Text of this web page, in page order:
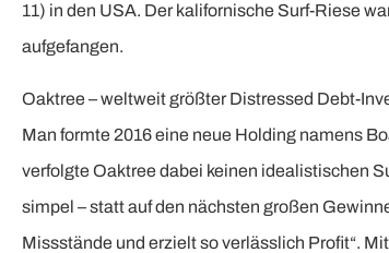
11) in den USA. Der kalifornische Surf-Riese
aufgefangen.
Oaktree – weltweit größter Distressed Debt-
Man formte 2016 eine neue Holding namens
verfolgte Oaktree dabei keinen idealistischen
simpel – statt auf den nächsten großen
Missstände und erzielt so verlässlich Profit“.